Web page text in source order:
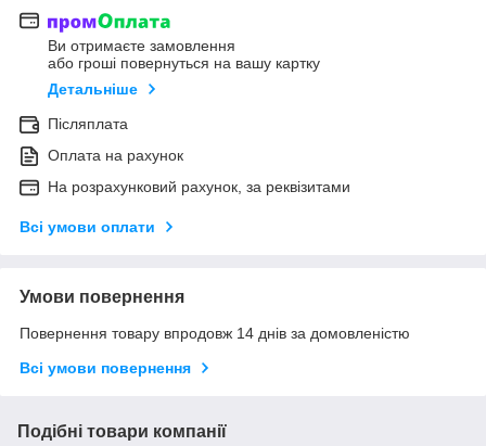
Ви отримаєте замовлення
або гроші повернуться на вашу картку
Детальніше
Післяплата
Оплата на рахунок
На розрахунковий рахунок, за реквізитами
Всі умови оплати
Умови повернення
Повернення товару впродовж 14 днів за домовленістю
Всі умови повернення
Подібні товари компанії